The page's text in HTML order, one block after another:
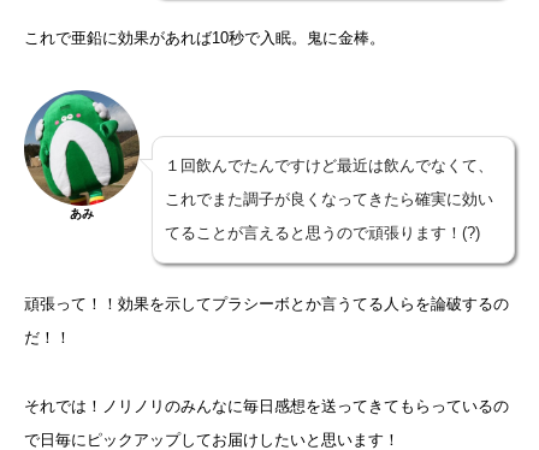
これで亜鉛に効果があれば10秒で入眠。鬼に金棒。
あみ
１回飲んでたんですけど最近は飲んでなくて、
これでまた調子が良くなってきたら確実に効い
てることが言えると思うので頑張ります！(?)
頑張って！！効果を示してプラシーボとか言うてる人らを論破するの
だ！！
それでは！ノリノリのみんなに毎日感想を送ってきてもらっているの
で日毎にピックアップしてお届けしたいと思います！